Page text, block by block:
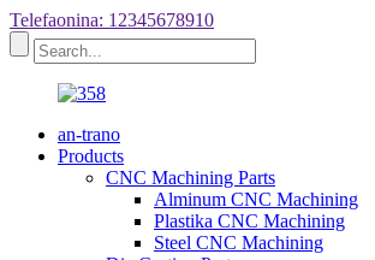
Telefaonina: 12345678910
an-trano
Products
CNC Machining Parts
Alminum CNC Machining
Plastika CNC Machining
Steel CNC Machining